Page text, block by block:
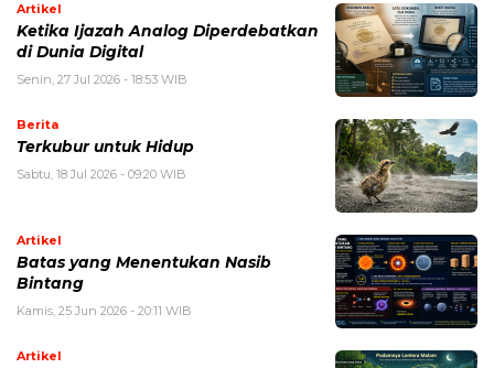
Artikel
Ketika Ijazah Analog Diperdebatkan
di Dunia Digital
Senin, 27 Jul 2026 - 18:53 WIB
Berita
Terkubur untuk Hidup
Sabtu, 18 Jul 2026 - 09:20 WIB
Artikel
Batas yang Menentukan Nasib
Bintang
Kamis, 25 Jun 2026 - 20:11 WIB
Artikel